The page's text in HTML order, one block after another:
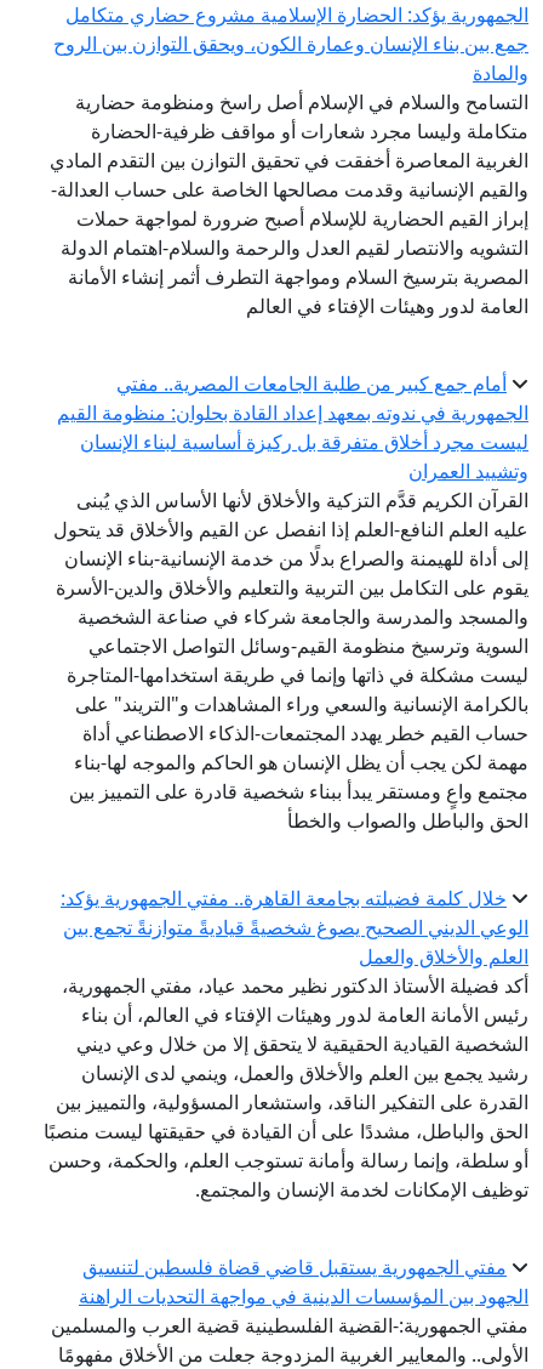
الجمهورية يؤكد: الحضارة الإسلامية مشروع حضاري متكامل
جمع بين بناء الإنسان وعمارة الكون، ويحقق التوازن بين الروح
والمادة
التسامح والسلام في الإسلام أصل راسخ ومنظومة حضارية
متكاملة وليسا مجرد شعارات أو مواقف ظرفية-الحضارة
الغربية المعاصرة أخفقت في تحقيق التوازن بين التقدم المادي
والقيم الإنسانية وقدمت مصالحها الخاصة على حساب العدالة-
إبراز القيم الحضارية للإسلام أصبح ضرورة لمواجهة حملات
التشويه والانتصار لقيم العدل والرحمة والسلام-اهتمام الدولة
المصرية بترسيخ السلام ومواجهة التطرف أثمر إنشاء الأمانة
العامة لدور وهيئات الإفتاء في العالم
أمام جمع كبير من طلبة الجامعات المصرية.. مفتي
الجمهورية في ندوته بمعهد إعداد القادة بحلوان: منظومة القيم
ليست مجرد أخلاق متفرقة بل ركيزة أساسية لبناء الإنسان
وتشييد العمران
القرآن الكريم قدَّم التزكية والأخلاق لأنها الأساس الذي يُبنى
عليه العلم النافع-العلم إذا انفصل عن القيم والأخلاق قد يتحول
إلى أداة للهيمنة والصراع بدلًا من خدمة الإنسانية-بناء الإنسان
يقوم على التكامل بين التربية والتعليم والأخلاق والدين-الأسرة
والمسجد والمدرسة والجامعة شركاء في صناعة الشخصية
السوية وترسيخ منظومة القيم-وسائل التواصل الاجتماعي
ليست مشكلة في ذاتها وإنما في طريقة استخدامها-المتاجرة
بالكرامة الإنسانية والسعي وراء المشاهدات و"التريند" على
حساب القيم خطر يهدد المجتمعات-الذكاء الاصطناعي أداة
مهمة لكن يجب أن يظل الإنسان هو الحاكم والموجه لها-بناء
مجتمع واعٍ ومستقر يبدأ ببناء شخصية قادرة على التمييز بين
الحق والباطل والصواب والخطأ
خلال كلمة فضيلته بجامعة القاهرة.. مفتي الجمهورية يؤكد:
الوعي الديني الصحيح يصوغ شخصيةً قياديةً متوازنةً تجمع بين
العلم والأخلاق والعمل
أكد فضيلة الأستاذ الدكتور نظير محمد عياد، مفتي الجمهورية،
رئيس الأمانة العامة لدور وهيئات الإفتاء في العالم، أن بناء
الشخصية القيادية الحقيقية لا يتحقق إلا من خلال وعي ديني
رشيد يجمع بين العلم والأخلاق والعمل، وينمي لدى الإنسان
القدرة على التفكير الناقد، واستشعار المسؤولية، والتمييز بين
الحق والباطل، مشددًا على أن القيادة في حقيقتها ليست منصبًا
أو سلطة، وإنما رسالة وأمانة تستوجب العلم، والحكمة، وحسن
توظيف الإمكانات لخدمة الإنسان والمجتمع.
مفتي الجمهورية يستقبل قاضي قضاة فلسطين لتنسيق
الجهود بين المؤسسات الدينية في مواجهة التحديات الراهنة
مفتي الجمهورية:-القضية الفلسطينية قضية العرب والمسلمين
الأولى.. والمعايير الغربية المزدوجة جعلت من الأخلاق مفهومًا